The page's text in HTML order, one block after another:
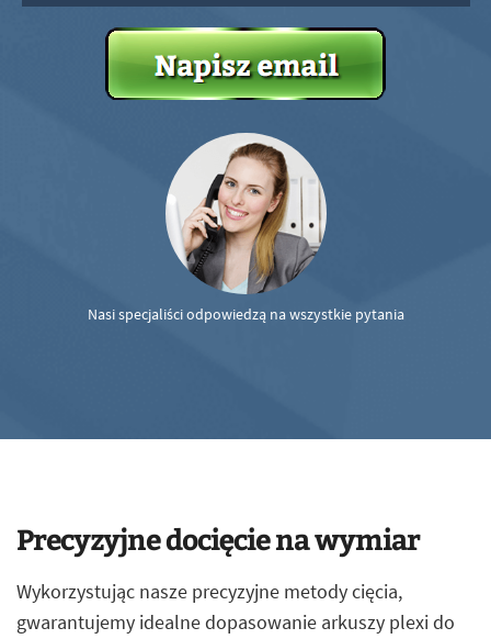
Nasi specjaliści odpowiedzą na wszystkie pytania
Precyzyjne docięcie na wymiar
Wykorzystując nasze precyzyjne metody cięcia,
gwarantujemy idealne dopasowanie arkuszy plexi do